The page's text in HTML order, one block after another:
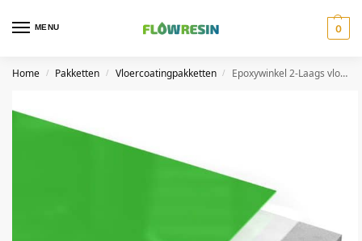
MENU 0
Home / Pakketten / Vloercoatingpakketten / Epoxywinkel 2-Laags vloercoating